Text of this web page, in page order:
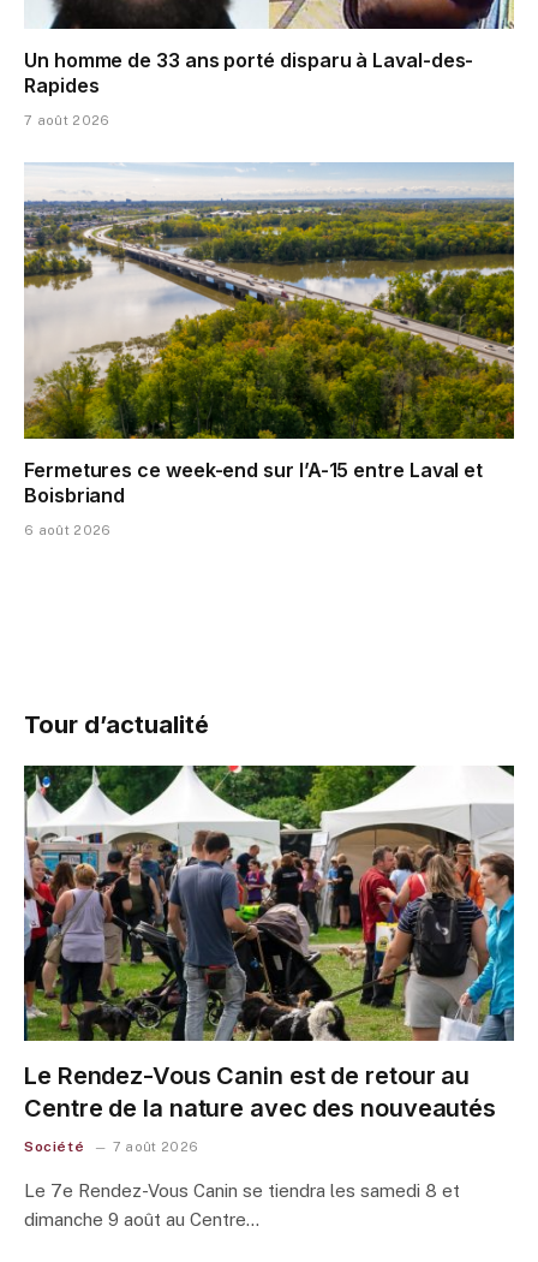
Un homme de 33 ans porté disparu à Laval-des-
Rapides
7 août 2026
Fermetures ce week-end sur l’A-15 entre Laval et
Boisbriand
6 août 2026
Tour d’actualité
Le Rendez-Vous Canin est de retour au
Centre de la nature avec des nouveautés
Société 7 août 2026
Le 7e Rendez-Vous Canin se tiendra les samedi 8 et
dimanche 9 août au Centre…